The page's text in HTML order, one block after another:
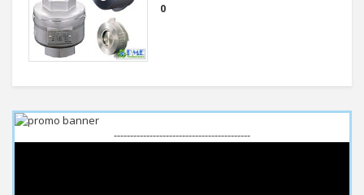
0
------------------------------------------